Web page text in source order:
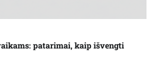
patarimai, kaip išvengti